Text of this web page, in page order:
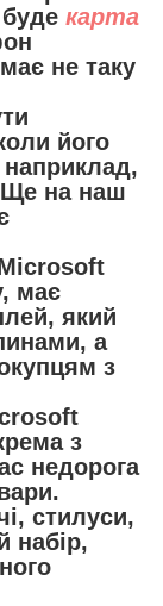
карта
не таку
його
Ще на наш
має
який
а
з
з
недорога
стилуси,
набір,